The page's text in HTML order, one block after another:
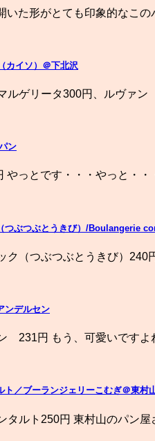
た形がとても印象的なこ
カイソ）＠下北沢
ルゲリータ300円、ルヴァ
ン
っとです・・・やっと・・
つぶつぶとうきび）/Boulangerie
ク（つぶつぶとうきび）
ンデルセン
231円 もう、可愛いですよ
ト／ブーランジェリーこむぎ＠東村
タルト250円 東村山のパン